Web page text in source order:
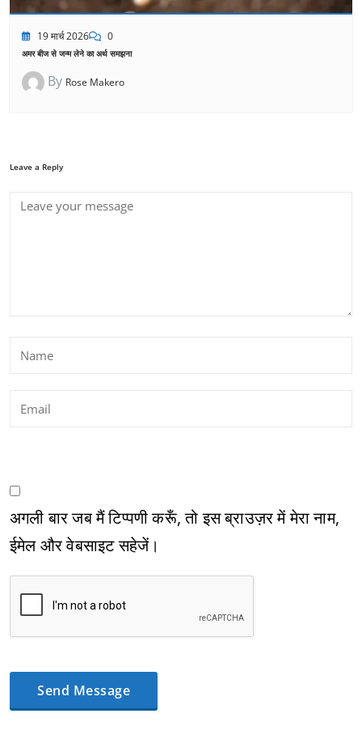
19 मार्च 2026 0
अमर बीज से जन्म लेने का अर्थ समझना
By Rose Makero
Leave a Reply
अगली बार जब मैं टिप्पणी करूँ, तो इस ब्राउज़र में मेरा नाम,
ईमेल और वेबसाइट सहेजें।